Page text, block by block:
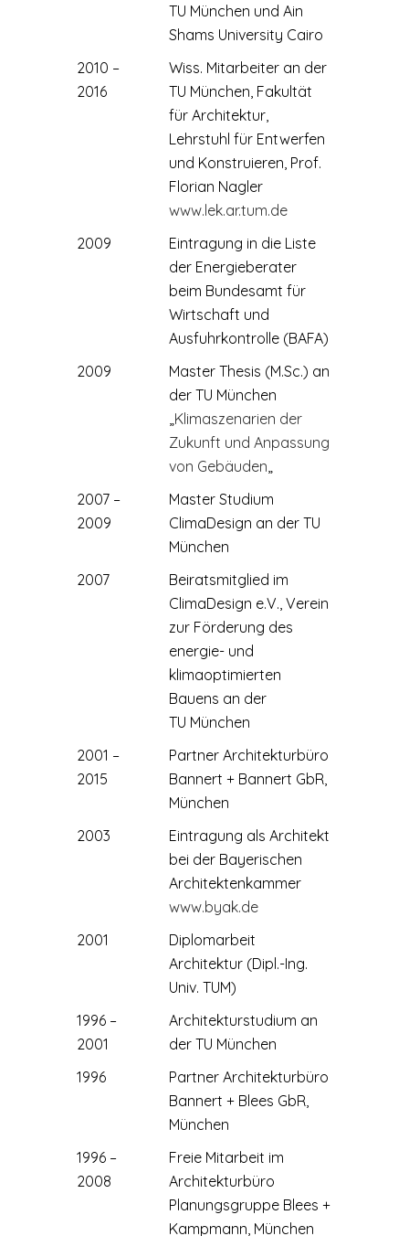
TU München und Ain
Shams University Cairo
2010 –
2016
Wiss. Mitarbeiter an der
TU München, Fakultät
für Architektur,
Lehrstuhl für Entwerfen
und Konstruieren, Prof.
Florian Nagler
www.lek.ar.tum.de
2009
Eintragung in die Liste
der Energieberater
beim Bundesamt für
Wirtschaft und
Ausfuhrkontrolle (BAFA)
2009
Master Thesis (M.Sc.) an
der TU München
Klimaszenarien der
Zukunft und Anpassung
von Gebäuden
2007 –
2009
Master Studium
ClimaDesign an der TU
München
2007
Beiratsmitglied im
ClimaDesign e.V., Verein
zur Förderung des
energie- und
klimaoptimierten
Bauens an der
TU München
2001 –
2015
Partner Architekturbüro
Bannert + Bannert GbR,
München
2003
Eintragung als Architekt
bei der Bayerischen
Architektenkammer
www.byak.de
2001
Diplomarbeit
Architektur (Dipl.-Ing.
Univ. TUM)
1996 –
2001
Architekturstudium an
der TU München
1996
Partner Architekturbüro
Bannert + Blees GbR,
München
1996 –
2008
Freie Mitarbeit im
Architekturbüro
Planungsgruppe Blees +
Kampmann, München